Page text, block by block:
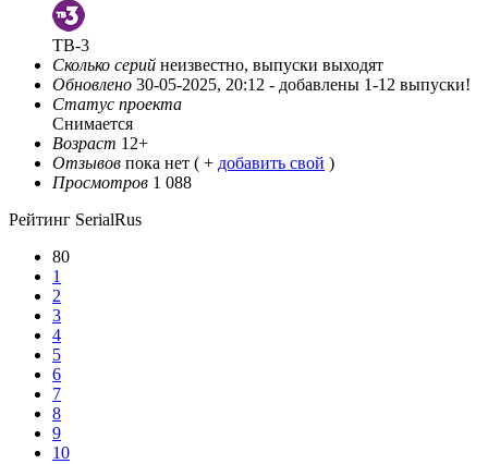
ТВ-3
Сколько серий неизвестно, выпуски выходят
Обновлено 30-05-2025, 20:12 - добавлены 1-12 выпуски!
Статус проекта
Снимается
Возраст 12+
Отзывов пока нет ( + добавить свой )
Просмотров 1 088
Рейтинг SerialRus
80
1
2
3
4
5
6
7
8
9
10